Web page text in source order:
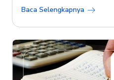
Baca Selengkapnya